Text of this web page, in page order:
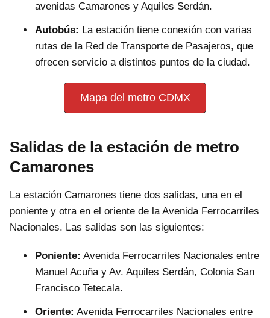
avenidas Camarones y Aquiles Serdán.
Autobús: La estación tiene conexión con varias
rutas de la Red de Transporte de Pasajeros, que
ofrecen servicio a distintos puntos de la ciudad.
Mapa del metro CDMX
Salidas de la estación de metro
Camarones
La estación Camarones tiene dos salidas, una en el
poniente y otra en el oriente de la Avenida Ferrocarriles
Nacionales. Las salidas son las siguientes:
Poniente: Avenida Ferrocarriles Nacionales entre
Manuel Acuña y Av. Aquiles Serdán, Colonia San
Francisco Tetecala.
Oriente: Avenida Ferrocarriles Nacionales entre